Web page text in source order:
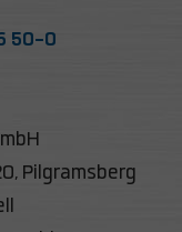
50-0
Pilgramsberg